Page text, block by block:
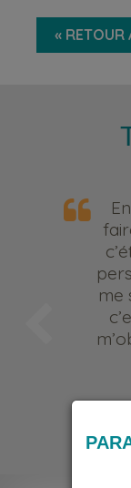
« RETOUR
me